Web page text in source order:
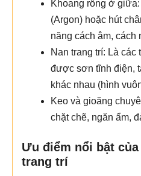
Khoang rỗng ở
(Argon) hoặc hút
năng cách âm, cách
Nan trang trí: Là các
được sơn tĩnh điện,
khác nhau (hình
Keo và gioăng
chặt chẽ, ngăn ẩm,
Ưu điểm nổi bật
trang trí